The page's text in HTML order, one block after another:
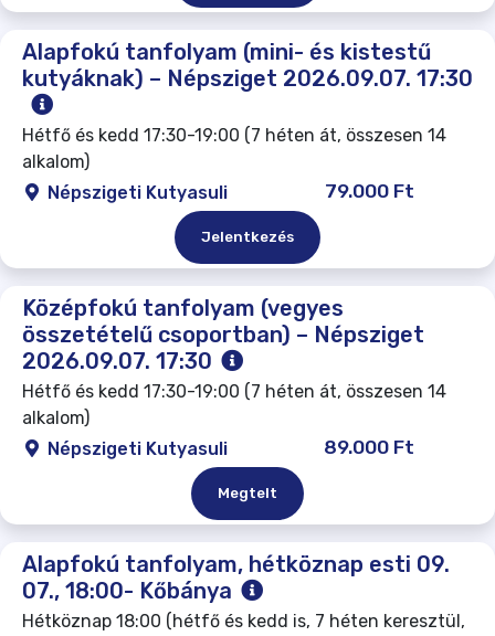
Alapfokú tanfolyam (mini- és kistestű
kutyáknak) – Népsziget 2026.09.07. 17:30
Hétfő és kedd 17:30-19:00 (7 héten át, összesen 14
alkalom)
Népszigeti Kutyasuli
79.000 Ft
Jelentkezés
Középfokú tanfolyam (vegyes
összetételű csoportban) – Népsziget
2026.09.07. 17:30
Hétfő és kedd 17:30-19:00 (7 héten át, összesen 14
alkalom)
Népszigeti Kutyasuli
89.000 Ft
Megtelt
Alapfokú tanfolyam, hétköznap esti 09.
07., 18:00- Kőbánya
Hétköznap 18:00 (hétfő és kedd is, 7 héten keresztül,